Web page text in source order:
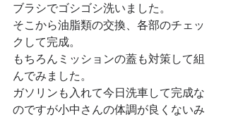
ブラシでゴシゴシ洗いました。
そこから油脂類の交換、各部のチェッ
クして完成。
もちろんミッションの蓋も対策して組
んでみました。
ガソリンも入れて今日洗車して完成な
のですが小中さんの体調が良くないみ